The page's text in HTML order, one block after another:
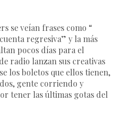
se veían frases como “
regresiva” y la más
pocos días para el
radio lanzan sus creativas
los boletos que ellos tienen,
gente corriendo y
tener las últimas gotas del